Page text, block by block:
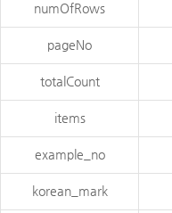
numOfRows
pageNo
totalCount
items
example_no
korean_mark